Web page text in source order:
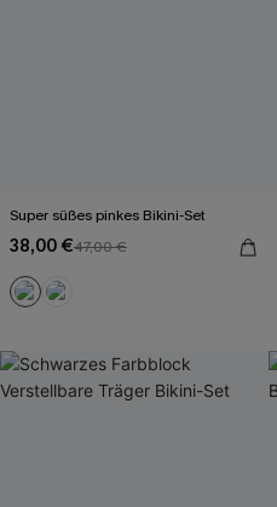
Super süßes pinkes Bikini-Set
38,00 €47,00 €